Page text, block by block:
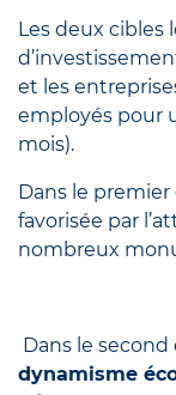
Les deux cibles
et les
employés pour
mois).
Dans le premier
favorisée par
nombreux
Dans le second
dynamisme